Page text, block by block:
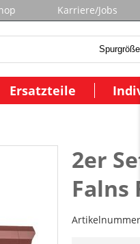
Karriere/Jobs
Ersatzteile
2er
Falns